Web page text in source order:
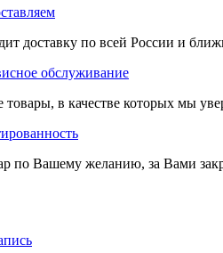
доставку по всей России и
обслуживание
товары, в качестве которых мы
по Вашему желанию, за Вами